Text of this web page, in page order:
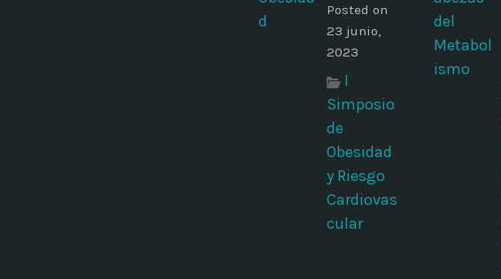
Posted on
23 junio,
2023
I
Simposio
de
Obesidad
y Riesgo
Cardiovas
cular